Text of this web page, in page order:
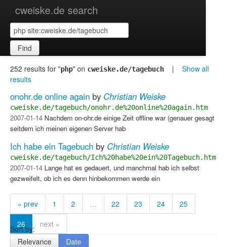
cweiske.de search
Find
252 results for "php" on cweiske.de/tagebuch | Show all
results
onohr.de online again by Christian Weiske
cweiske.de/tagebuch/onohr.de%20online%20again.htm
2007-01-14 Nachdem on-ohr.de einige Zeit offline war (genauer gesagt
seitdem ich meinen eigenen Server hab
Ich habe ein Tagebuch by Christian Weiske
cweiske.de/tagebuch/Ich%20habe%20ein%20Tagebuch.htm
2007-01-14 Lange hat es gedauert, und manchmal hab ich selbst
gezweifelt, ob ich es denn hinbekommen werde ein
« prev 1 2 … 22 23 24
25
26
next »
Sort by:
Relevance
Date